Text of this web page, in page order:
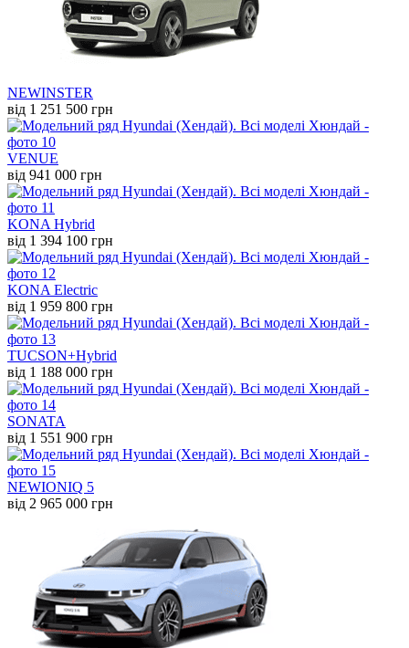
NEWINSTER
від 1 251 500 грн
VENUE
від 941 000 грн
KONA Hybrid
від 1 394 100 грн
KONA Electric
від 1 959 800 грн
TUCSON+Hybrid
від 1 188 000 грн
SONATA
від 1 551 900 грн
NEWIONIQ 5
від 2 965 000 грн